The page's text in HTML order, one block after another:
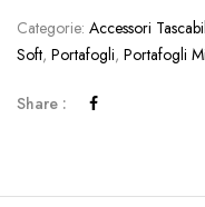
Categorie: Accessori
Soft, Portafogli, Portafogli
Share :